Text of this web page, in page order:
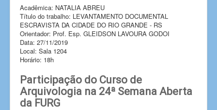
Acadêmica: NATALIA ABREU
Título do trabalho: LEVANTAMENTO DOCUMENTAL
ESCRAVISTA DA CIDADE DO RIO GRANDE - RS
Orientador: Prof. Esp. GLEIDSON LAVOURA GODOI
Data: 27/11/2019
Local: Sala 1204
Horário: 18h
Participação do Curso de
Arquivologia na 24ª Semana Aberta
da FURG